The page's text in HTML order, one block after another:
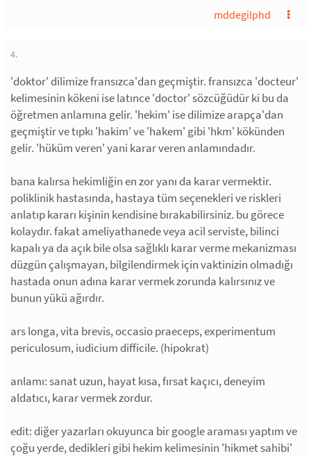
mddegilphd
4.
'doktor' dilimize fransızca'dan geçmiştir. fransızca 'docteur'
kelimesinin kökeni ise latınce 'doctor' sözcüğüdür ki bu da
öğretmen anlamına gelir. 'hekim' ise dilimize arapça'dan
geçmiştir ve tıpkı 'hakim' ve 'hakem' gibi 'hkm' kökünden
gelir. 'hüküm veren' yani karar veren anlamındadır.
bana kalırsa hekimliğin en zor yanı da karar vermektir.
poliklinik hastasında, hastaya tüm seçenekleri ve riskleri
anlatıp kararı kişinin kendisine bırakabilirsiniz. bu görece
kolaydır. fakat ameliyathanede veya acil serviste, bilinci
kapalı ya da açık bile olsa sağlıklı karar verme mekanizması
düzgün çalışmayan, bilgilendirmek için vaktinizin olmadığı
hastada onun adına karar vermek zorunda kalırsınız ve
bunun yükü ağırdır.
ars longa, vita brevis, occasio praeceps, experimentum
periculosum, iudicium difficile. (hipokrat)
anlamı: sanat uzun, hayat kısa, fırsat kaçıcı, deneyim
aldatıcı, karar vermek zordur.
edit: diğer yazarları okuyunca bir google araması yaptım ve
çoğu yerde, dedikleri gibi hekim kelimesinin 'hikmet sahibi'